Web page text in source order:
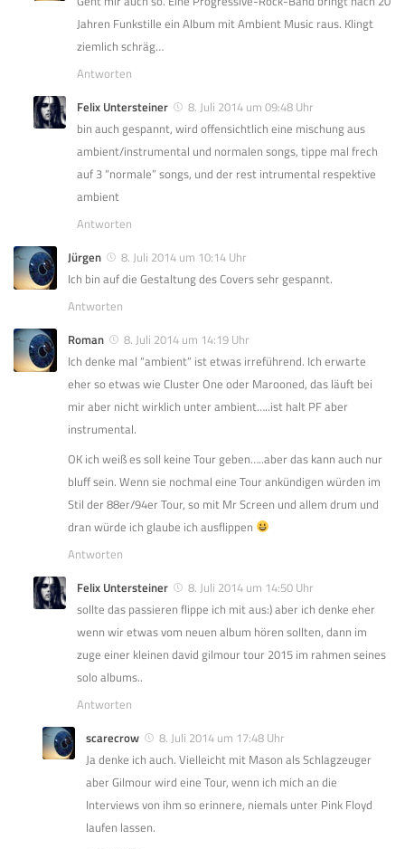
Jahren Funkstille ein Album mit Ambient Music raus. Klingt
ziemlich schräg…
Antworten
Felix Untersteiner
8. Juli 2014 um 09:48 Uhr
bin auch gespannt, wird offensichtlich eine mischung aus
ambient/instrumental und normalen songs, tippe mal frech
auf 3 “normale” songs, und der rest intrumental respektive
ambient
Antworten
Jürgen
8. Juli 2014 um 10:14 Uhr
Ich bin auf die Gestaltung des Covers sehr gespannt.
Antworten
Roman
8. Juli 2014 um 14:19 Uhr
Ich denke mal “ambient” ist etwas irreführend. Ich erwarte
eher so etwas wie Cluster One oder Marooned, das läuft bei
mir aber nicht wirklich unter ambient…..ist halt PF aber
instrumental.
OK ich weiß es soll keine Tour geben…..aber das kann auch nur
bluff sein. Wenn sie nochmal eine Tour ankündigen würden im
Stil der 88er/94er Tour, so mit Mr Screen und allem drum und
dran würde ich glaube ich ausflippen
Antworten
Felix Untersteiner
8. Juli 2014 um 14:50 Uhr
sollte das passieren flippe ich mit aus:) aber ich denke eher
wenn wir etwas vom neuen album hören sollten, dann im
zuge einer kleinen david gilmour tour 2015 im rahmen seines
solo albums..
Antworten
scarecrow
8. Juli 2014 um 17:48 Uhr
Ja denke ich auch. Vielleicht mit Mason als Schlagzeuger
aber Gilmour wird eine Tour, wenn ich mich an die
Interviews von ihm so erinnere, niemals unter Pink Floyd
laufen lassen.